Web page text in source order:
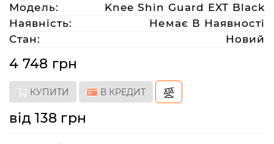
(063)
212
08
artmoto.info@gmail.com
Режим
роботи:
Модель:
Knee Shin Guard EXT Black
Наявність:
Немає В Наявності
Стан:
Новий
4 748 грн
КУПИТИ В КРЕДИТ
від 138 грн